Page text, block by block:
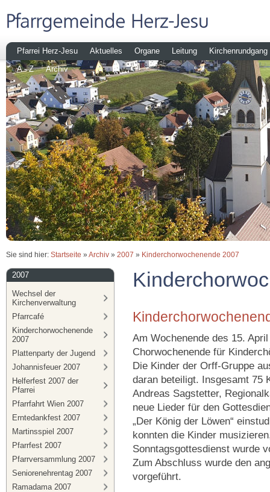
Pfarrei Herz-Jesu Aktuelles Organe Leitung
Kirchenrundgang
A - Z
Archiv
Sie sind hier: Startseite » Archiv » 2007 » Kinderchorwochenende 2007
2007
Wechsel der
Kirchenverwaltung
Pfarrcafé
Kinderchorwochenende
2007
Plattenparty der Jugend
Johannisfeuer 2007
Helferfest 2007 der
Pfarrei
Pfarrfahrt Wien 2007
Erntedankfest 2007
Martinsspiel 2007
Pfarrfest 2007
Pfarrversammlung 2007
Seniorenehrentag 2007
Ramadama 2007
Am Wochenende des 15.
Chorwochenende für
Die Kinder der Orff-Gruppe
daran beteiligt. Insgesamt 75
Andreas Sagstetter,
neue Lieder für den
„Der König der Löwen“
konnten die Kinder
Sonntagsgottesdienst wurde
Zum Abschluss wurde den
vorgeführt.